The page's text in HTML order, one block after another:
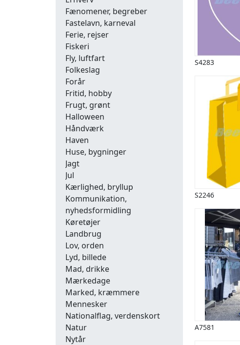
Fænomener, begreber
Fastelavn, karneval
Ferie, rejser
Fiskeri
Fly, luftfart
Folkeslag
Forår
Fritid, hobby
Frugt, grønt
Halloween
Håndværk
Haven
Huse, bygninger
Jagt
Jul
Kærlighed, bryllup
Kommunikation,
nyhedsformidling
Køretøjer
Landbrug
Lov, orden
Lyd, billede
Mad, drikke
Mærkedage
Marked, kræmmere
Mennesker
Nationalflag, verdenskort
Natur
Nytår
S4283
S2246
A7581